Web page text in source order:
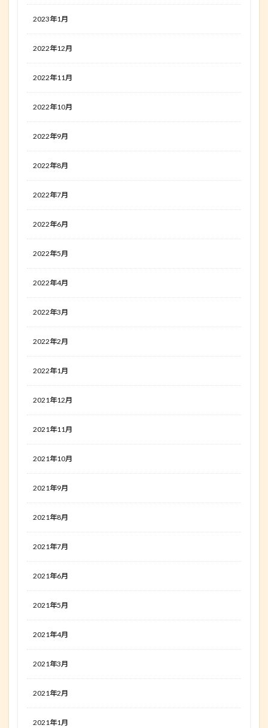
2023年1月
2022年12月
2022年11月
2022年10月
2022年9月
2022年8月
2022年7月
2022年6月
2022年5月
2022年4月
2022年3月
2022年2月
2022年1月
2021年12月
2021年11月
2021年10月
2021年9月
2021年8月
2021年7月
2021年6月
2021年5月
2021年4月
2021年3月
2021年2月
2021年1月